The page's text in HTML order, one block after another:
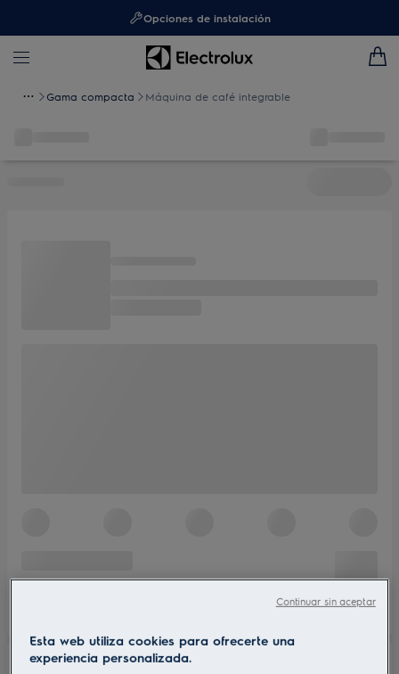
Opciones de instalación
Gama compacta Máquina de café integrable
Esta web utiliza cookies para ofrecerte una
experiencia personalizada.
Continuar sin aceptar